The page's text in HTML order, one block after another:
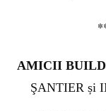
AMICII
ŞANTIER și